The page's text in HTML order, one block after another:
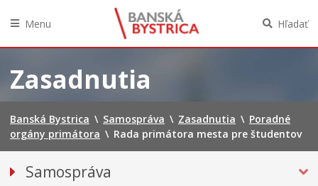
obsah
Menu Hľadať
Zasadnutia
Banská Bystrica \ Samospráva \ Zasadnutia \ Poradné
orgány primátora \ Rada primátora mesta pre študentov
Samospráva